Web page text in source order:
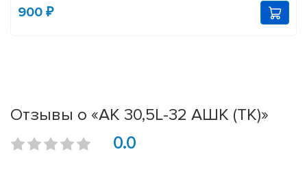
900 ₽
Отзывы о «АК 30,5L-32 АШК (ТК)»
0.0